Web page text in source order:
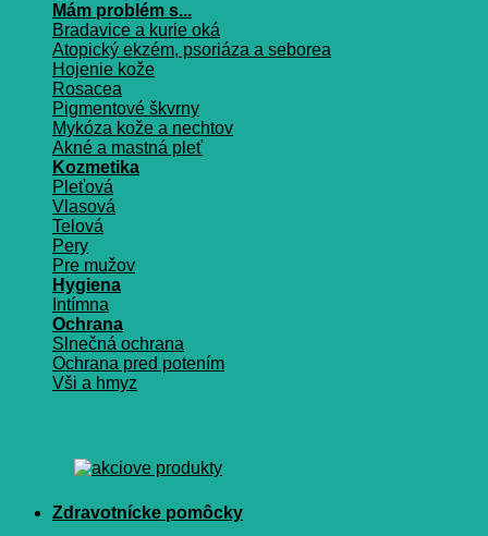
Mám problém s...
Bradavice a kurie oká
Atopický ekzém, psoriáza a seborea
Hojenie kože
Rosacea
Pigmentové škvrny
Mykóza kože a nechtov
Akné a mastná pleť
Kozmetika
Pleťová
Vlasová
Telová
Pery
Pre mužov
Hygiena
Intímna
Ochrana
Slnečná ochrana
Ochrana pred potením
Vši a hmyz
Zdravotnícke pomôcky